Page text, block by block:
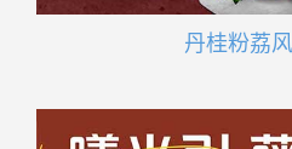
丹桂粉荔